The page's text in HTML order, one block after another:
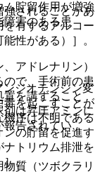
されることがあ
を有するアルコー
性がある）］。
アドレナリン）
ので、手術前の患
置を講ずること
は昇圧アミンに
報告されてい
質（ツボクラリ
ム貯留作用が増強
害のある患
ジオテンシン変
毒を起こすことが
序は不明である
の貯留を促進す
ナトリウム排泄を
］。